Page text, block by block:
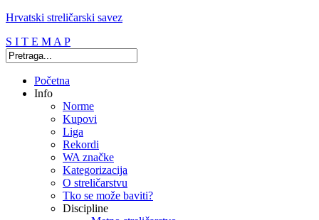
Hrvatski streličarski savez
S I T E M A P
Početna
Info
Norme
Kupovi
Liga
Rekordi
WA značke
Kategorizacija
O streličarstvu
Tko se može baviti?
Discipline